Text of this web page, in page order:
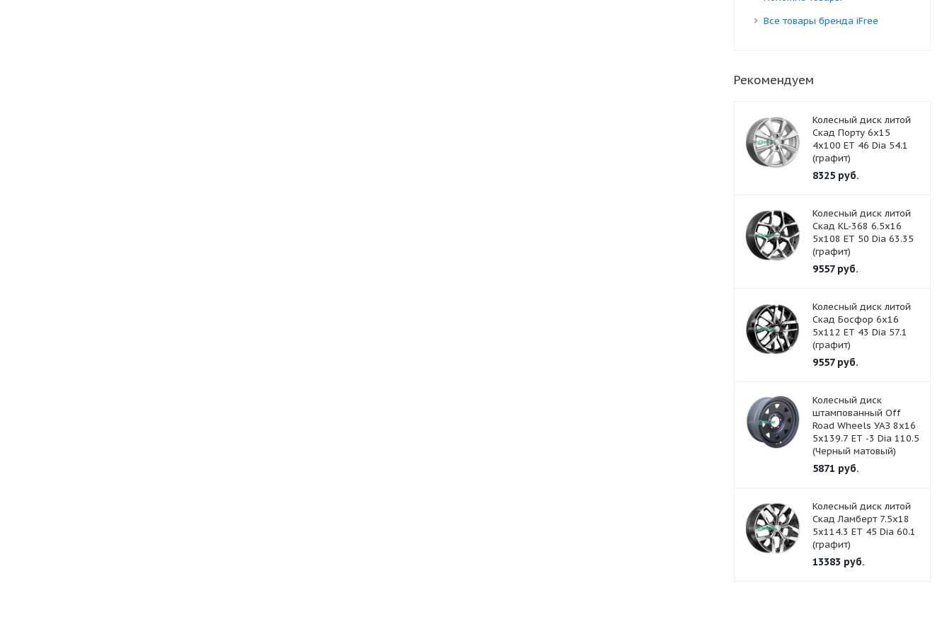
Все товары бренда iFree
Рекомендуем
Колесный диск литой
Скад Порту 6x15
4x100 ET 46 Dia 54.1
(графит)
8325руб.
Колесный диск литой
Скад KL-368 6.5x16
5x108 ET 50 Dia 63.35
(графит)
9557руб.
Колесный диск литой
Скад Босфор 6x16
5x112 ET 43 Dia 57.1
(графит)
9557руб.
Колесный диск
штампованный Off
Road Wheels УАЗ 8x16
5x139.7 ET -3 Dia 110.5
(Черный матовый)
5871 руб.
Колесный диск литой
Скад Ламберт 7.5x18
5x114.3 ET 45 Dia 60.1
(графит)
13383 руб.